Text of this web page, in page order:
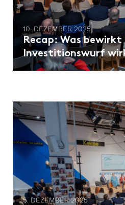
10. DEZEMBER 2025
Recap: Was bewirkt
Investitionswurf
5. DEZEMBER 2025